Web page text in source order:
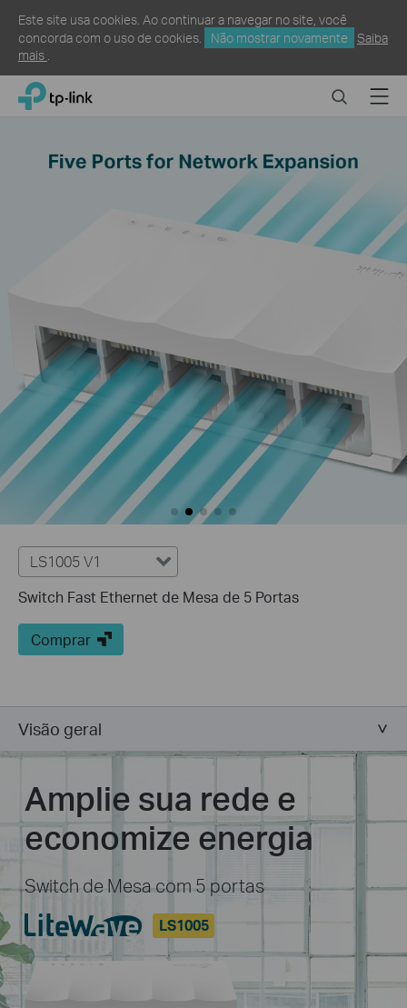
Este site usa cookies. Ao continuar a navegar no site, você
concorda com o uso de cookies.
Não mostrar novamente
Saiba
mais
Click
navigation
TP-Link, Reliably Smart SearchMenu
LS1005 V1
Switch Fast Ethernet de Mesa de 5 Portas
Comprar
Visão geral
Amplie sua rede e
economize energia
Switch de Mesa com 5 portas
LS1005